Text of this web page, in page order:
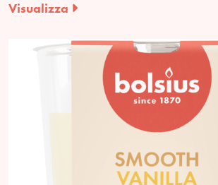
Visualizza